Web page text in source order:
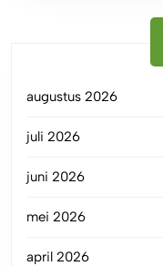
augustus 2026
juli 2026
juni 2026
mei 2026
april 2026